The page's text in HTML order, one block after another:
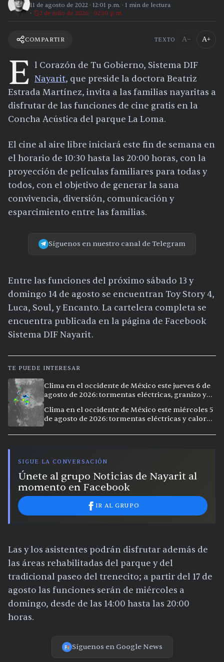
11 de agosto de 2022 · 12:01 p.m. · 1 min de lectura
2 de julio de 2026 · 02:10 p.m.
COMPARTIR TEXTO A− A+
E l Corazón de Tu Gobierno, Sistema DIF
Nayarit, que preside la doctora Beatriz
Estrada Martínez, invita a las familias nayaritas a
disfrutar de las funciones de cine gratis en la
Concha Acústica del parque La Loma.
El cine al aire libre iniciará este fin de semana en
el horario de 10:30 hasta las 20:00 horas, con la
proyección de películas familiares para todas y
todos, con el objetivo de generar la sana
convivencia, diversión, comunicación y
esparcimiento entre las familias.
Síguenos en nuestro canal de Telegram
Entre las funciones del próximo sábado 13 y
domingo 14 de agosto se encuentran Toy Story 4,
Luca, Soul, y Encanto. La cartelera completa se
encuentra publicada en la página de Facebook
Sistema DIF Nayarit.
TE PUEDE INTERESAR
Clima en el occidente de México este jueves 6 de
agosto de 2026: tormentas eléctricas, granizo y
Clima en el occidente de México este miércoles 5
de agosto de 2026: tormentas eléctricas y calor
SIGUE LA CONVERSACIÓN
Únete al grupo Noticias de Nayarit al
momento en Facebook
IR AL GRUPO
Las y los asistentes podrán disfrutar además de
las áreas rehabilitadas del parque y del
tradicional paseo del trenecito; a partir del 17 de
agosto las funciones serán de miércoles a
domingo, desde de las 14:00 hasta las 20:00
horas.
Síguenos en Google News